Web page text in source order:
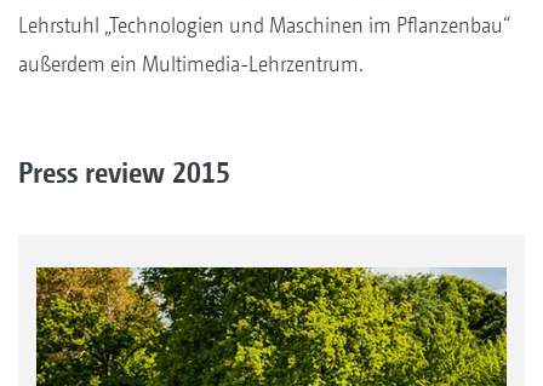
Lehrstuhl „Technologien und Maschinen im Pflanzenbau“
außerdem ein Multimedia-Lehrzentrum.
Press review 2015